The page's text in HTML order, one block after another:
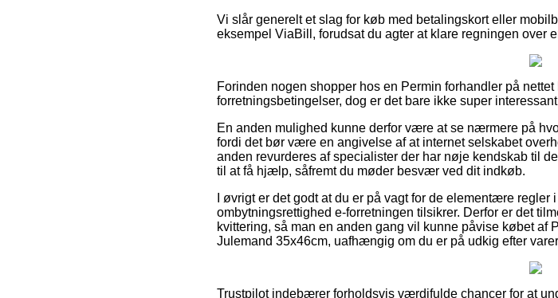
Vi slår generelt et slag for køb med betalingskort eller
eksempel ViaBill, forudsat du agter at klare regningen over
Forinden nogen shopper hos en Permin forhandler på
forretningsbetingelser, dog er det bare ikke super
En anden mulighed kunne derfor være at se nærmere på
fordi det bør være en angivelse af at internet selskabet
anden revurderes af specialister der har nøje kendskab til
til at få hjælp, såfremt du møder besvær ved dit indkøb.
I øvrigt er det godt at du er på vagt for de elementære
ombytningsrettighed e-forretningen tilsikrer. Derfor er det
kvittering, så man en anden gang vil kunne påvise købet af
Julemand 35x46cm, uafhængig om du er på udkig efter
Trustpilot indebærer forholdsvis værdifulde chancer for at